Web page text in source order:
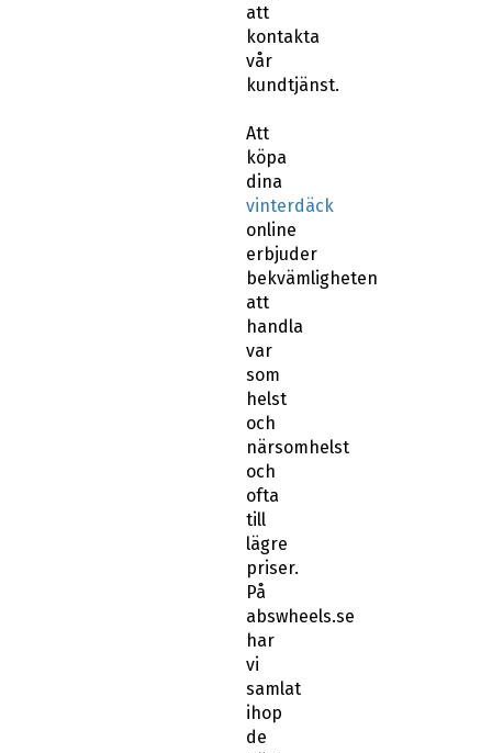
att
kontakta
vår
kundtjänst.
Att
köpa
dina
vinterdäck
online
erbjuder
bekvämligheten
att
handla
var
som
helst
och
närsomhelst
och
ofta
till
lägre
priser.
På
abswheels.se
har
vi
samlat
ihop
de